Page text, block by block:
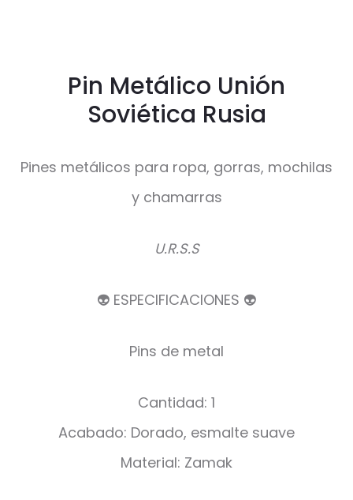
Pin Metálico Unión
Soviética Rusia
Pines metálicos para ropa, gorras, mochilas
y chamarras
U.R.S.S
👽 ESPECIFICACIONES 👽
Pins de metal
Cantidad: 1
Acabado: Dorado, esmalte suave
Material: Zamak